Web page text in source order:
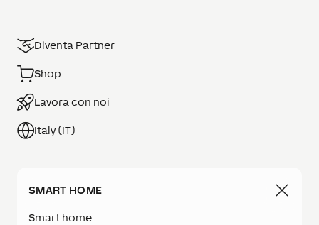
Diventa Partner
Shop
Lavora con noi
Italy (IT)
SMART HOME
Smart home